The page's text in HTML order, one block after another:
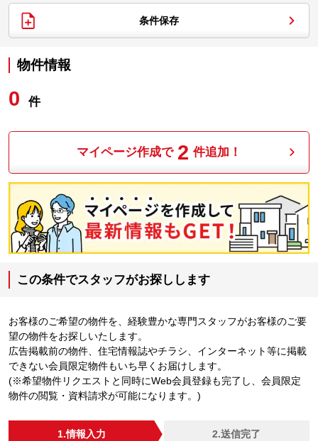
条件保存
物件情報
0 件
マイページ作成で 2 件追加！
この条件でスタッフがお探しします
お客様のご希望の物件を、経験豊かな専門スタッフがお客様のご要
望の物件をお探しいたします。
広告掲載前の物件、住宅情報誌やチラシ、インターネット等に掲載
できない会員限定物件もいち早くお届けします。
(※希望物件リクエストと同時にWeb会員登録も完了し、会員限定
物件の閲覧・資料請求が可能になります。)
1.情報入力 2.送信完了